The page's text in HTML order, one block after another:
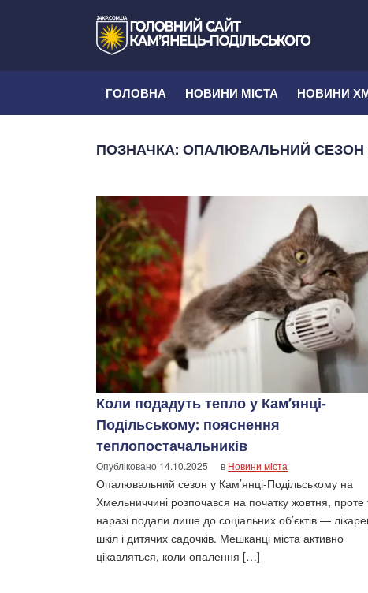
ГОЛОВНА НОВИНИ МІСТА НОВИНИ
ПОЗНАЧКА: ОПАЛЮВАЛЬНИЙ СЕЗОН
Коли подадуть тепло у Кам’янці-
Подільському: пояснення
теплопостачальників
Опубліковано 14.10.2025 в Новини міста
Опалювальний сезон у Кам’янці-Подільському на
Хмельниччині розпочався на початку жовтня, проте
наразі подали лише до соціальних об’єктів —
шкіл і дитячих садочків. Мешканці міста активно
цікавляться, коли опалення […]